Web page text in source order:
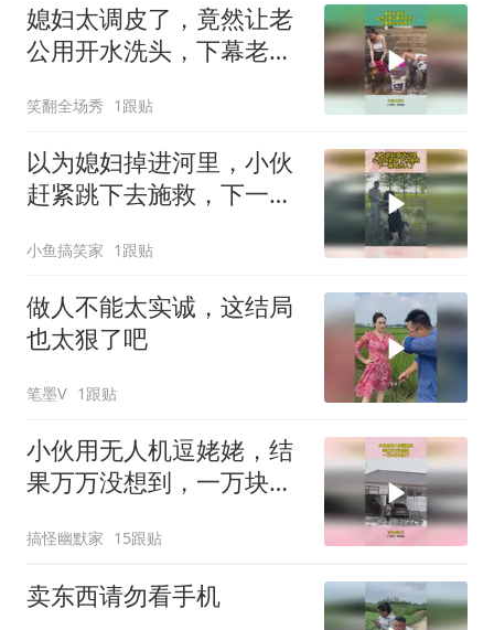
媳妇太调皮了，竟然让老
公用开水洗头，下幕老公
笑翻全场秀 1跟贴
以为媳妇掉进河里，小伙
赶紧跳下去施救，下一幕
小鱼搞笑家 1跟贴
做人不能太实诚，这结局
也太狠了吧
笔墨V 1跟贴
小伙用无人机逗姥姥，结
果万万没想到，一万块打
搞怪幽默家 15跟贴
卖东西请勿看手机